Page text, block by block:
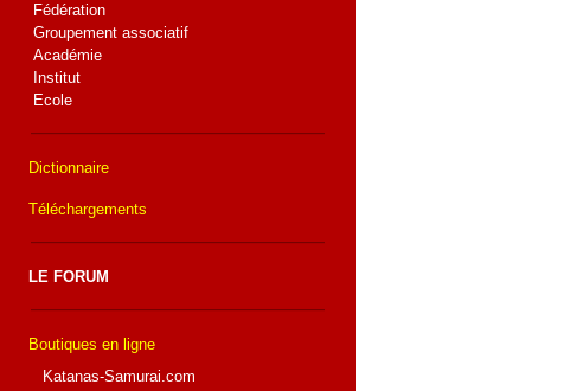
Fédération
Groupement associatif
Académie
Institut
Ecole
Dictionnaire
Téléchargements
LE FORUM
Boutiques en ligne
Katanas-Samurai.com